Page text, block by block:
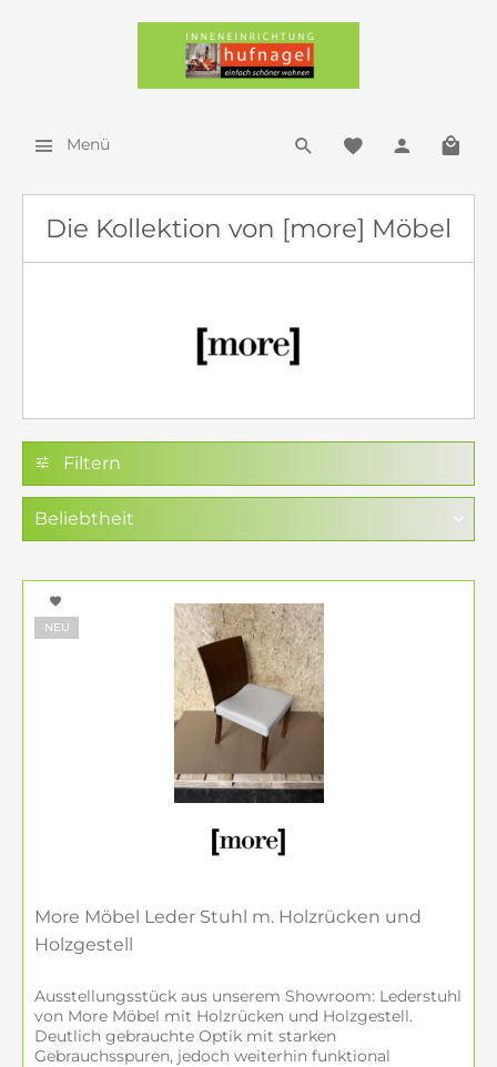
Menü
Die Kollektion von [more] Möbel
Filtern
NEU
More Möbel Leder Stuhl m. Holzrücken und
Holzgestell
Ausstellungsstück aus unserem Showroom: Lederstuhl
von More Möbel mit Holzrücken und Holzgestell.
Deutlich gebrauchte Optik mit starken
Gebrauchsspuren, jedoch weiterhin funktional